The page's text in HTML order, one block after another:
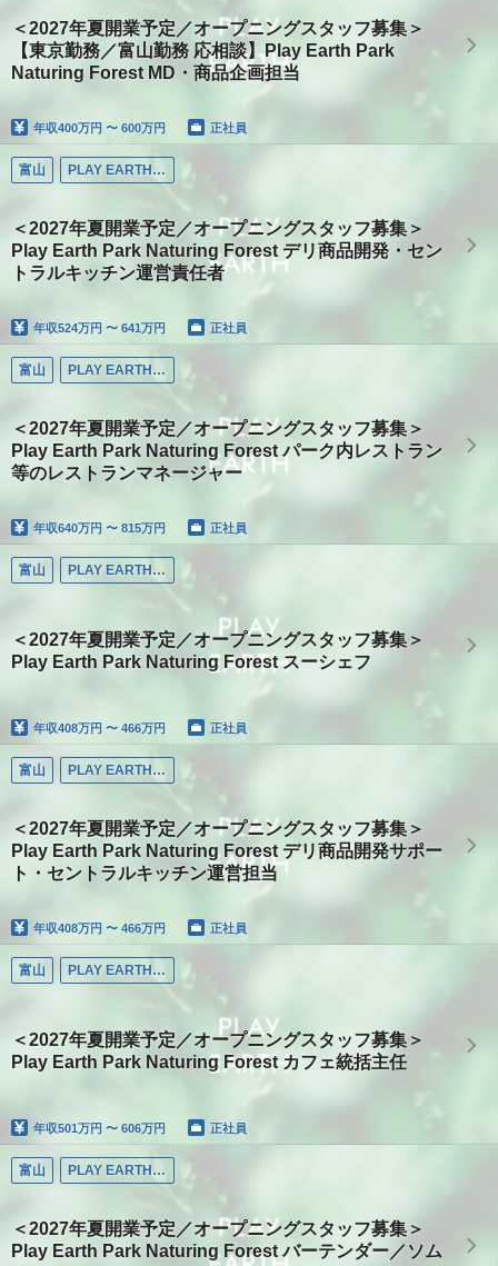
＜2027年夏開業予定／オープニングスタッフ募集＞
【東京勤務／富山勤務 応相談】Play Earth Park
Naturing Forest MD・商品企画担当
年収400万円 〜 600万円 正社員
富山 PLAY EARTH PARK
＜2027年夏開業予定／オープニングスタッフ募集＞
Play Earth Park Naturing Forest デリ商品開発・セン
トラルキッチン運営責任者
年収524万円 〜 641万円 正社員
富山 PLAY EARTH PARK
＜2027年夏開業予定／オープニングスタッフ募集＞
Play Earth Park Naturing Forest パーク内レストラン
等のレストランマネージャー
年収640万円 〜 815万円 正社員
富山 PLAY EARTH PARK
＜2027年夏開業予定／オープニングスタッフ募集＞
Play Earth Park Naturing Forest スーシェフ
年収408万円 〜 466万円 正社員
富山 PLAY EARTH PARK
＜2027年夏開業予定／オープニングスタッフ募集＞
Play Earth Park Naturing Forest デリ商品開発サポー
ト・セントラルキッチン運営担当
年収408万円 〜 466万円 正社員
富山 PLAY EARTH PARK
＜2027年夏開業予定／オープニングスタッフ募集＞
Play Earth Park Naturing Forest カフェ統括主任
年収501万円 〜 606万円 正社員
富山 PLAY EARTH PARK
＜2027年夏開業予定／オープニングスタッフ募集＞
Play Earth Park Naturing Forest バーテンダー／ソム